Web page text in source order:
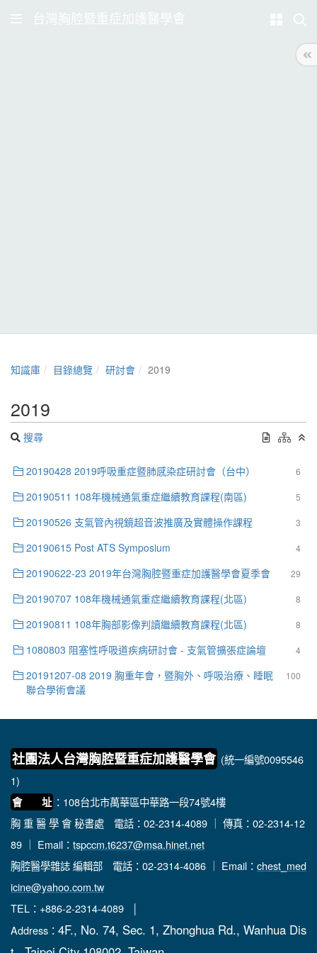
台灣胸腔暨重症加護醫學會
知識庫 目錄總覽 研討會 2019
2019
搜尋
6
20190428 2019呼吸重症暨肺感染症研討會（台中）
5
20190511 108年機械通氣重症繼續教育課程(南區)
3
20190526 支氣管內視鏡超音波推廣及實體操作課程
4
20190615 Post ATS Symposium
29
20190622-23 2019年台灣胸腔暨重症加護醫學會夏季會
8
20190707 108年機械通氣重症繼續教育課程(北區)
8
20190811 108年胸部影像判讀繼續教育課程(北區)
4
1080803 阻塞性呼吸道疾病研討會 - 支氣管擴張症論壇
100
20191207-08 2019 胸重年會，暨胸外、呼吸治療、睡眠
聯合學術會議
社團法人台灣胸腔暨重症加護醫學會 (統一編號0095546
1)
會 址 ：108台北市萬華區中華路一段74號4樓
胸 重 醫 學 會 秘書處 電話：02-2314-4089 ｜ 傳真：02-2314-12
89 ｜ Email： tspccm.t6237@msa.hinet.net
胸腔醫學雜誌 編輯部 電話：02-2314-4086 ｜ Email： chest_med
icine@yahoo.com.tw
TEL：+886-2-2314-4089 │
Address： 4F., No. 74, Sec. 1, Zhonghua Rd., Wanhua Dis